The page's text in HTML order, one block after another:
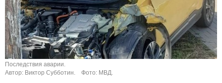
Последствия аварии.
Автор: Виктор Субботин.
Фото: МВД.